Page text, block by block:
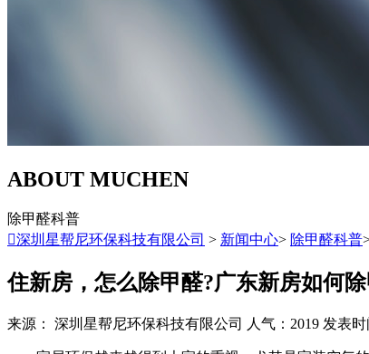
ABOUT MUCHEN
除甲醛科普
深圳星帮尼环保科技有限公司 > 新闻中心> 除甲醛科普
住新房，怎么除甲醛?广东新房如何
来源： 深圳星帮尼环保科技有限公司 人气：2019 发表时